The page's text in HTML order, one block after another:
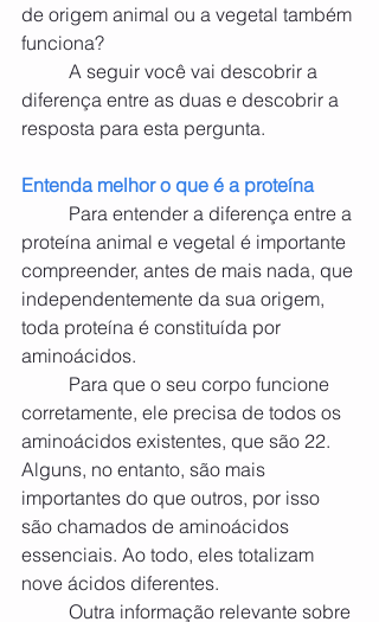
de origem animal ou a vegetal também
funciona?
diferença entre as duas e descobrir a
resposta para esta pergunta.
Entenda melhor o que é a proteína
proteína animal e vegetal é importante
compreender, antes de mais nada, que
independentemente da sua origem,
toda proteína é constituída por
aminoácidos.
corretamente, ele precisa de todos os
aminoácidos existentes, que são 22.
Alguns, no entanto, são mais
importantes do que outros, por isso
são chamados de aminoácidos
essenciais. Ao todo, eles totalizam
nove ácidos diferentes.